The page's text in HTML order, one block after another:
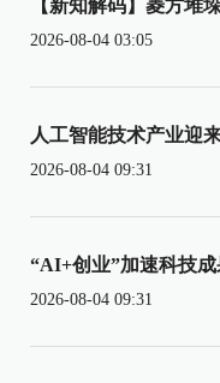
【新知解码】菱方堆
2026-08-04 03:05
人工智能技术产业迎
2026-08-04 09:31
“AI+创业”加速科技
2026-08-04 09:31